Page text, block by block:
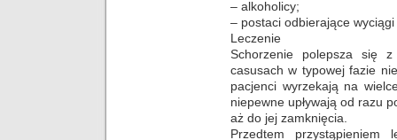
– alkoholicy;
– postaci odbierające
Leczenie
Schorzenie polepsza się
casusach w typowej fazie
pacjenci wyrzekają na
niepewne upływają od razu
aż do jej zamknięcia.
Przedtem przystąpieniem